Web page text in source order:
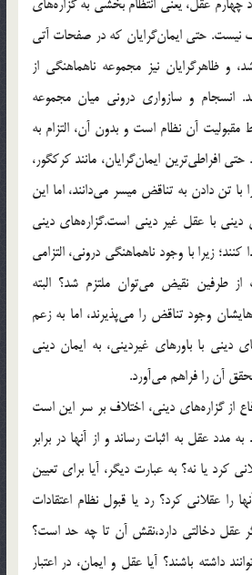
نيست. حتي ايمان‌گرايان كه در صفحات آتي
و ظاهرگرايان نيز مجموعه ناهماهنگي از
انسجام و سازواري دروني ميان مجموعه
آن نظام است و بدون آن، التزام به
افراطي‌ترين ايمان‌گرايان، مانند كركگور،
تن دادن به تناقض ميسر مي‌دانند، اما اين
ديني با عقل غير ديني است.گزاره‌هاي ديني
زيرا با وجود ناهماهنگي دروني، التزامي
طرفين نقيض مي‌توان ملتزم شد؟ البته
وجود تناقض را مي‌پذيرند، اما به زعم
ديني با باورهاي غيرديني، به ايمان ديني
آن را فراهم مي‌آورد.
از گزاره‌هاي ديني، اختلاف بر سر اين است
مدد عقل به اثبات رساند و از آنها در برابر
كرد يا نه؟ به عبارت ديگر، آيا براي تعيين
را عقلاني كرد؟ رد يا قبول نظام اعتقادات
عقل دخالتي دارد،‌نقش آن تا چه حد است؟
داشته باشند؟ آيا عقل و ايمان، در اعتبار